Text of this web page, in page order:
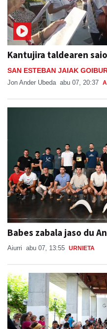
Kantujira taldearen
SAN ESTEBAN JAIAK
Jon Ander Ubeda abu 07, 20:37
Babes zabala jaso du
Aiurri abu 07, 13:55 URNIETA